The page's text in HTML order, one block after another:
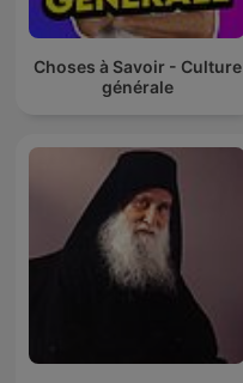
Choses à Savoir - Culture
générale